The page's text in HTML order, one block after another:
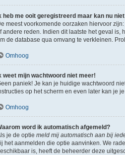
heb me ooit geregistreerd maar kan nu
meest voorkomende oorzaken hiervoor
andere reden. Indien dit laatste het geval is,
de database qua omvang te verkleinen.
Omhoog
weet mijn wachtwoord niet meer!
paniek! Je kan je huidige wachtwoord
op het scherm en even later kan je
Omhoog
word ik automatisch afgemeld?
je de optie meld mij automatisch aan bij
het aanmelden die optie aanvinken. We
is, heeft de beheerder deze